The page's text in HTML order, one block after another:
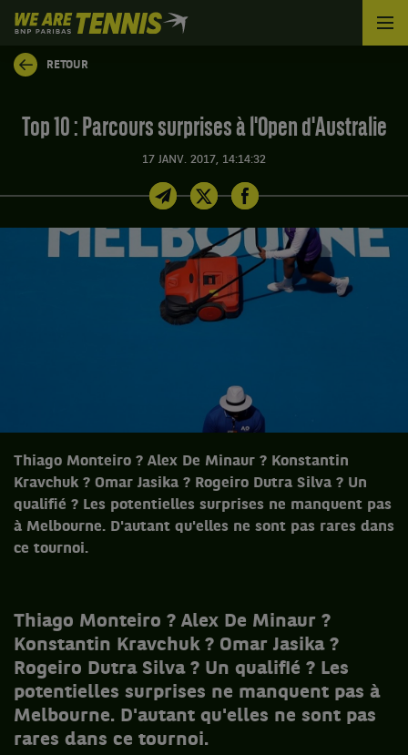
We
are
Tennis
by
Accueil
RETOUR
Top 10 : Parcours surprises à l'Open d'Australie
17 JANV. 2017, 14:14:32
Thiago Monteiro ? Alex De Minaur ? Konstantin
Kravchuk ? Omar Jasika ? Rogeiro Dutra Silva ? Un
qualifié ? Les potentielles surprises ne manquent pas
à Melbourne. D'autant qu'elles ne sont pas rares dans
ce tournoi.
Thiago Monteiro ? Alex De Minaur ?
Konstantin Kravchuk ? Omar Jasika ?
Rogeiro Dutra Silva ? Un qualifié ? Les
potentielles surprises ne manquent pas à
Melbourne. D'autant qu'elles ne sont pas
rares dans ce tournoi.